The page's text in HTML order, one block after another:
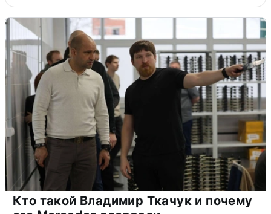
Кто такой Владимир Ткачук и почему